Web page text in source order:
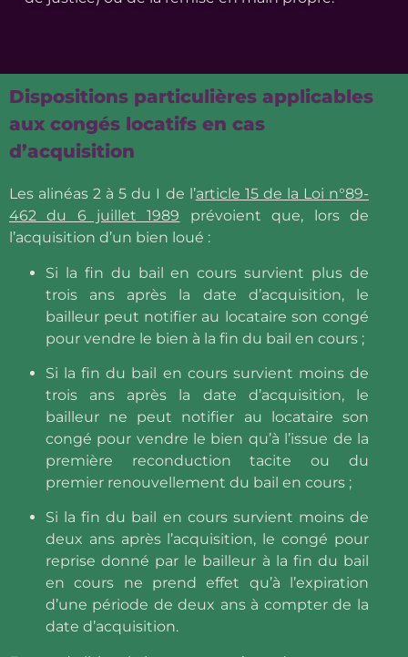
Dispositions particulières applicables
aux congés locatifs en cas
d’acquisition
Les alinéas 2 à 5 du I de l’article 15 de la Loi n°89-
462 du 6 juillet 1989 prévoient que, lors de
l’acquisition d’un bien loué :
Si la fin du bail en cours survient plus de
trois ans après la date d’acquisition, le
bailleur peut notifier au locataire son congé
pour vendre le bien à la fin du bail en cours ;
Si la fin du bail en cours survient moins de
trois ans après la date d’acquisition, le
bailleur ne peut notifier au locataire son
congé pour vendre le bien qu’à l’issue de la
première reconduction tacite ou du
premier renouvellement du bail en cours ;
Si la fin du bail en cours survient moins de
deux ans après l’acquisition, le congé pour
reprise donné par le bailleur à la fin du bail
en cours ne prend effet qu’à l’expiration
d’une période de deux ans à compter de la
date d’acquisition.